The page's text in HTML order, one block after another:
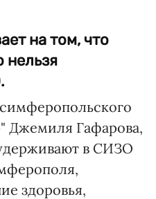
на том, что
нельзя
Джемиля Гафарова,
в СИЗО
здоровья,